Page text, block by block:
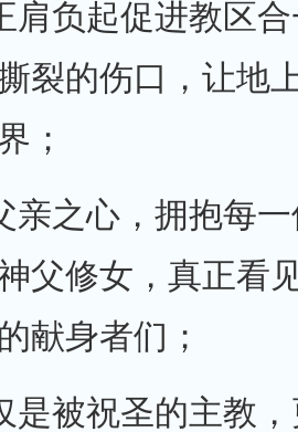
肩负起促进教区
裂的伤口，让地
；
亲之心，拥抱每
父修女，真正看
献身者们；
是被祝圣的主教